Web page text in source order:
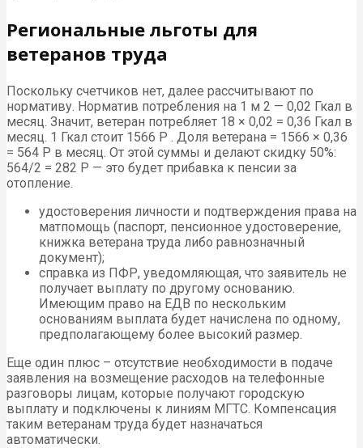
Региональные льготы для
ветеранов труда
Поскольку счетчиков нет, далее рассчитывают по
нормативу. Норматив потребления на 1 м 2 — 0,02 Гкал в
месяц. Значит, ветеран потребляет 18 × 0,02 = 0,36 Гкал в
месяц. 1 Гкал стоит 1566 Р . Доля ветерана = 1566 × 0,36
= 564 Р в месяц. От этой суммы и делают скидку 50%:
564/2 = 282 Р — это будет прибавка к пенсии за
отопление.
удостоверения личности и подтверждения права на
матпомощь (паспорт, пенсионное удостоверение,
книжка ветерана труда либо равнозначный
документ);
справка из ПФР, уведомляющая, что заявитель не
получает выплату по другому основанию.
Имеющим право на ЕДВ по нескольким
основаниям выплата будет начислена по одному,
предполагающему более высокий размер.
Еще один плюс – отсутствие необходимости в подаче
заявления на возмещение расходов на телефонные
разговоры лицам, которые получают городскую
выплату и подключены к линиям МГТС. Компенсация
таким ветеранам труда будет назначаться
автоматически.